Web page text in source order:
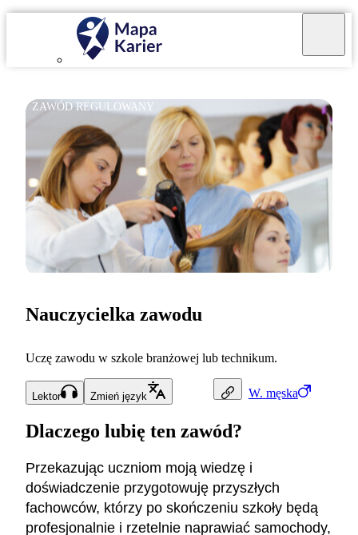
ZAWÓD REGULOWANY
W. męska
Nauczycielka zawodu
Uczę zawodu w szkole branżowej lub technikum.
Lektor Zmień język
Dlaczego lubię ten zawód?
Przekazując uczniom moją wiedzę i
doświadczenie przygotowuję przyszłych
fachowców, którzy po skończeniu szkoły będą
profesjonalnie i rzetelnie naprawiać samochody,